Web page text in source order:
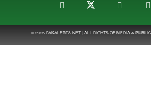
© 2025 PAKALERTS.NET | ALL RIGHTS OF MEDIA &